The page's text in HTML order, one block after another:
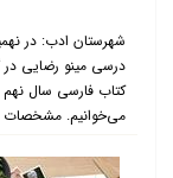
شهرستان ادب: در
درسی مینو رضایی در
کتاب فارسی سال نهم
می‌خوانیم. مشخصات